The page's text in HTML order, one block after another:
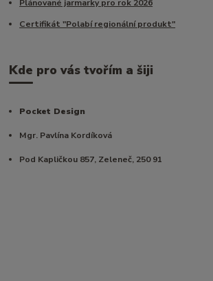
Plánované jarmarky pro rok 2026
Certifikát "Polabí regionální produkt"
Kde pro vás tvořím a šiji
Pocket Design
Mgr. Pavlína Kordíková
Pod Kapličkou 857, Zeleneč, 250 91